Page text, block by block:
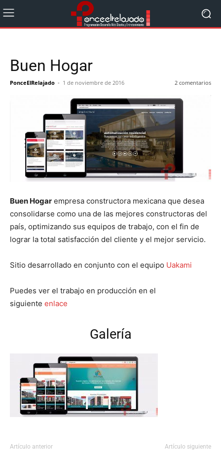
Buen Hogar
PonceElRelajado - 1 de noviembre de 2016 2 comentarios
Buen Hogar empresa constructora mexicana que desea
consolidarse como una de las mejores constructoras del
país, optimizando sus equipos de trabajo, con el fin de
lograr la total satisfacción del cliente y el mejor servicio.
Sitio desarrollado en conjunto con el equipo Uakami
Puedes ver el trabajo en producción en el
siguiente enlace
Galería
Artículo anterior Artículo siguiente